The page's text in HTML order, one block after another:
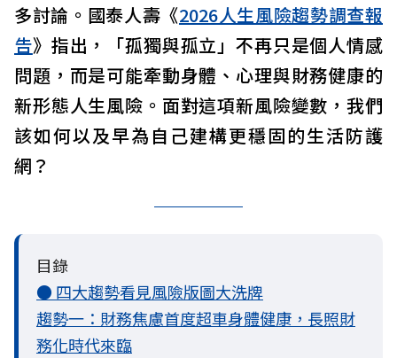
多討論。國泰人壽《2026人生風險趨勢調查報
告》指出，「孤獨與孤立」不再只是個人情感
問題，而是可能牽動身體、心理與財務健康的
新形態人生風險。面對這項新風險變數，我們
該如何以及早為自己建構更穩固的生活防護
網？
目錄
● 四大趨勢看見風險版圖大洗牌
趨勢一：財務焦慮首度超車身體健康，長照財
務化時代來臨